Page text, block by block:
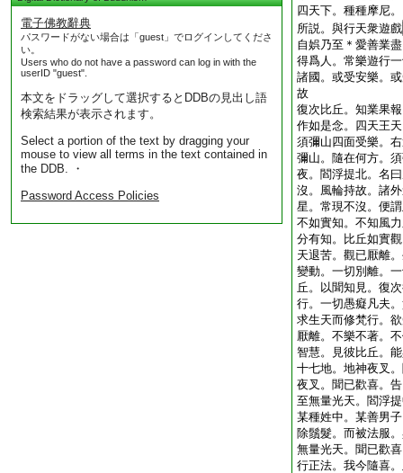
電子佛教辭典
パスワードがない場合は「guest」でログインしてくださ
い。
Users who do not have a password can log in with the
userID "guest".
本文をドラッグして選択するとDDBの見出し語
検索結果が表示されます。
Select a portion of the text by dragging your
mouse to view all terms in the text contained in
the DDB. ・
Password Access Policies
四天下。種種摩尼
所説。與行天衆遊戲
自娯乃至＊愛善業
得爲人。常樂遊行
諸國。或受安樂。
故
復次比丘。知業果
作如是念。四天王
須彌山四面受樂。
彌山。隨在何方。
夜。閻浮提北。名
沒。風輪持故。諸
星。常現不沒。便
不如實知。不知風
分有知。比丘如實
天退苦。觀已厭離
變動。一切別離。
丘。以聞知見。復
行。一切愚癡凡夫
求生天而修梵行。
厭離。不樂不著。
智慧。見彼比丘。
十七地。地神夜叉
夜叉。聞已歡喜。
至無量光天。閻浮
某種姓中。某善男
除鬚髮。而被法服
無量光天。聞已歡
行正法。我今隨喜